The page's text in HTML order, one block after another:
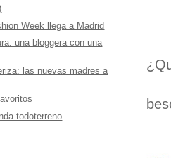
Week llega a Madrid
una bloggera con una
las nuevas madres a
todoterreno